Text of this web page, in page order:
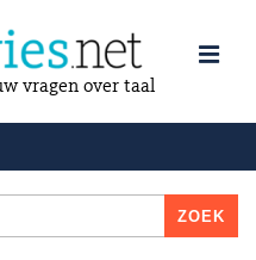
vragen over taal